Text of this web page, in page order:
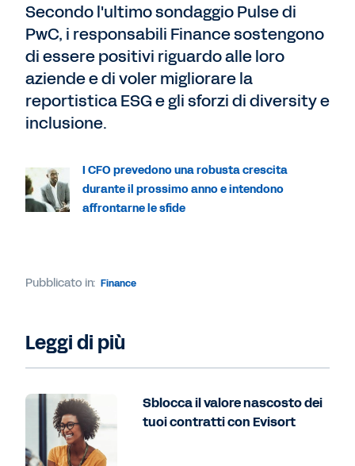
Secondo l'ultimo sondaggio Pulse di
PwC, i responsabili Finance sostengono
di essere positivi riguardo alle loro
aziende e di voler migliorare la
reportistica ESG e gli sforzi di diversity e
inclusione.
I CFO prevedono una robusta crescita
durante il prossimo anno e intendono
affrontarne le sfide
Pubblicato in: Finance
Leggi di più
Sblocca il valore nascosto dei
tuoi contratti con Evisort